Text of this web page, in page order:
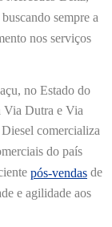
buscando sempre a
nos serviços
no Estado do
Via Dutra e Via
comercializa
do país
pós-vendas de
e agilidade aos